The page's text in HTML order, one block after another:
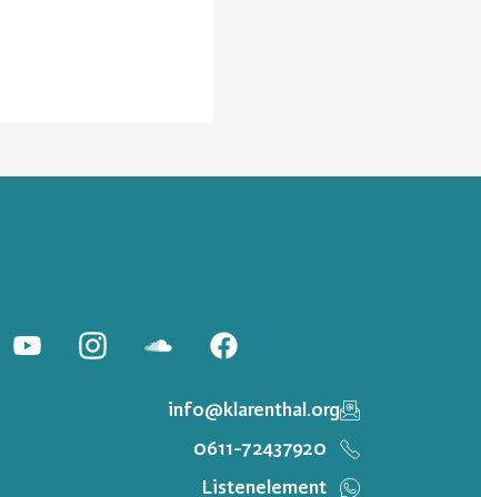
info@klarenthal.org
0611-72437920
Listenelement